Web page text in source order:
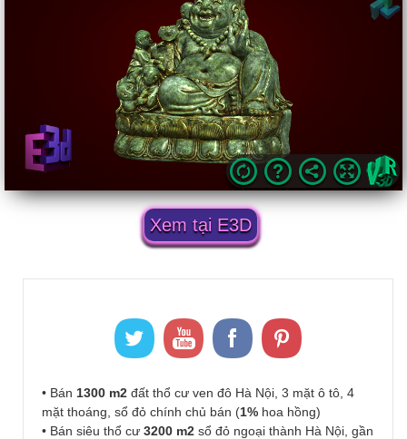
Xem tại E3D
• Bán 1300 m2 đất thổ cư ven đô Hà Nội, 3 mặt ô tô, 4
mặt thoáng, sổ đỏ chính chủ bán (1% hoa hồng)
• Bán siêu thổ cư 3200 m2 sổ đỏ ngoại thành Hà Nội, gần